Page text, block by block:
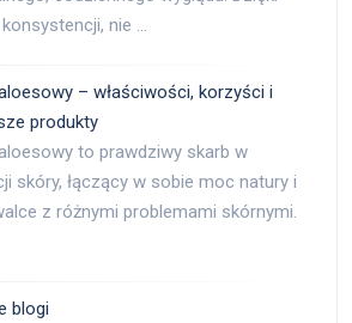
nie …
– właściwości, korzyści i
produkty
to prawdziwy skarb w
skóry, łączący w sobie moc natury i
z różnymi problemami skórnymi.
blogi